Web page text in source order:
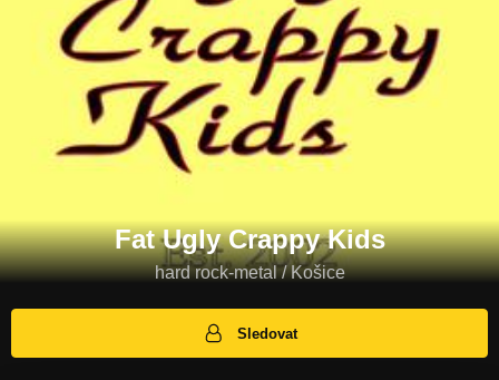
Fat Ugly Crappy Kids
hard rock-metal / Košice
Sledovat